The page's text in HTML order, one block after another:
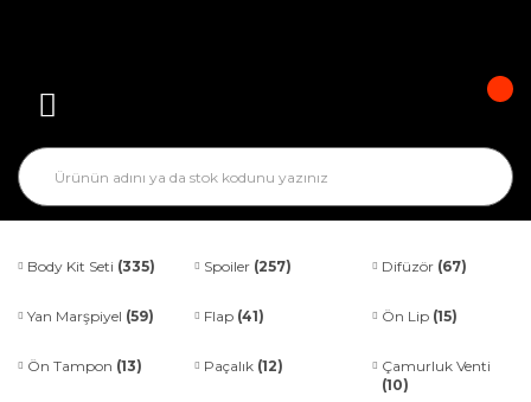
Body Kit Seti (335) Spoiler (257) Difüzör (67)
Yan Marşpiyel (59) Flap (41) Ön Lip (15)
Ön Tampon (13) Paçalık (12)
Çamurluk Venti
(10)